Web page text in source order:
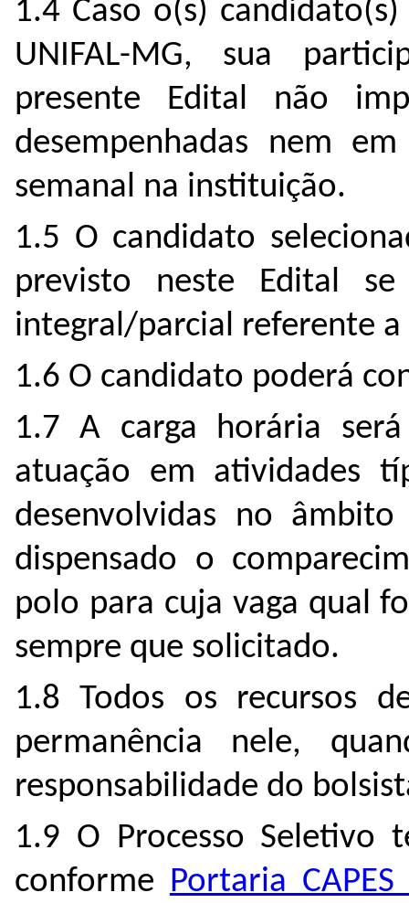
1.4 Caso o(s)
UNIFAL-MG, sua
presente Edital não
desempenhadas nem
semanal na instituição.
1.5 O candidato
previsto neste Edital
integral/parcial referente
1.6 O candidato poderá
1.7 A carga horária
atuação em atividades
desenvolvidas no
dispensado o
polo para cuja vaga qual
sempre que solicitado.
1.8 Todos os recursos
permanência nele,
responsabilidade do
1.9 O Processo Seletivo
conforme Portaria